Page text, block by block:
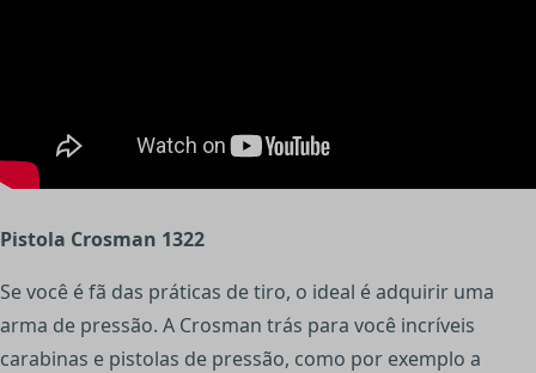
Pistola Crosman 1322
Se você é fã das práticas de tiro, o ideal é adquirir uma
arma de pressão. A Crosman trás para você incríveis
carabinas e pistolas de pressão, como por exemplo a